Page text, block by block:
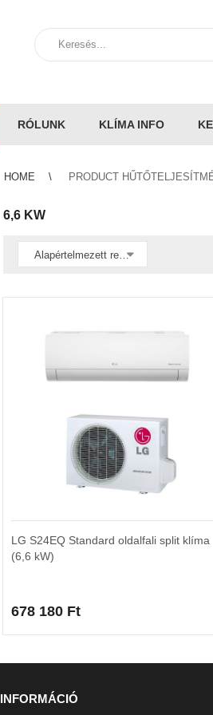
RÓLUNK KLÍMA INFO
HOME PRODUCT
6,6 KW
Alapértelmezett rendezés
LG S24EQ Standard oldalfali split klíma
(6,6 kW)
678 180 Ft
INFORMÁCIÓ